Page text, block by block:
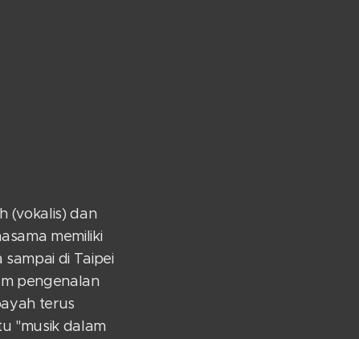
(vokalis) dan
memiliki
di Taipei
pengenalan
terus
"musik dalam